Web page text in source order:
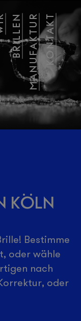
BRILLENMANUFAKTURKONTAKT
Köln
Bestimme
oder wähle
nach
oder